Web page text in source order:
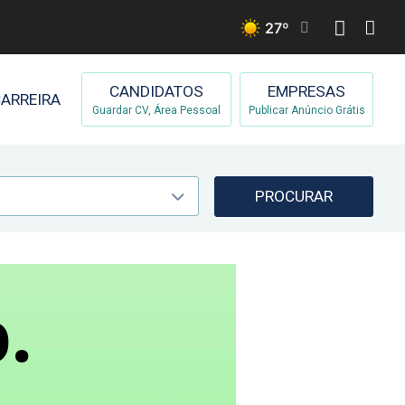
27º
CANDIDATOS
Guardar CV, Área Pessoal
EMPRESAS
Publicar Anúncio Grátis
PROCURAR